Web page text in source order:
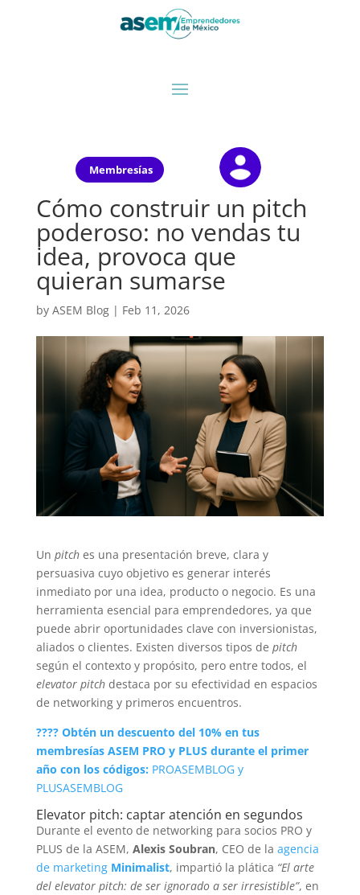
Membresías
Cómo construir un pitch
poderoso: no vendas tu
idea, provoca que
quieran sumarse
by ASEM Blog| Feb 11, 2026
Un pitches una presentación breve, clara y
persuasiva cuyo objetivo es generar interés
inmediato por una idea, producto o negocio. Es una
herramienta esencial para emprendedores, ya que
puede abrir oportunidades clave con inversionistas,
aliados o clientes. Existen diversos tipos de pitch
según el contexto y propósito, pero entre todos, el
elevator pitchdestaca por su efectividad en espacios
de networking y primeros encuentros.
???? Obtén un descuento del 10% en tus
membresías ASEM PRO y PLUS durante el primer
año con los códigos: PROASEMBLOG y
PLUSASEMBLOG
Elevator pitch: captar atención en segundos
Durante el evento de networking para socios PRO y
PLUS de la ASEM, Alexis Soubran, CEO de la agencia
de marketing Minimalist, impartió la plática “El arte
del elevator pitch: de ser ignorado a ser irresistible”, en